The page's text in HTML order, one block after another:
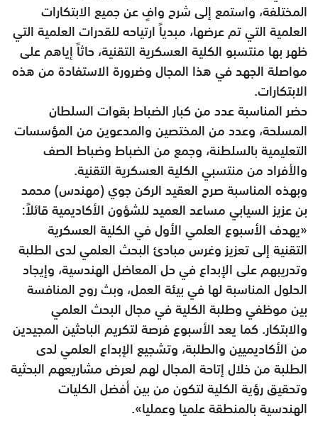
المختلفة، واستمع إلى شرح وافٍ عن جميع الابتكارات
العلمية التي تم عرضها، مبدياً ارتياحه للقدرات العلمية التي
ظهر بها منتسبو الكلية العسكرية التقنية، حاثاً إياهم على
مواصلة الجهد في هذا المجال وضرورة الاستفادة من هذه
الابتكارات.
حضر المناسبة عدد من كبار الضباط بقوات السلطان
المسلحة، وعدد من المختصين والمدعوين من المؤسسات
التعليمية بالسلطنة، وجمع من الضباط وضباط الصف
والأفراد من منتسبي الكلية العسكرية التقنية.
وبهذه المناسبة صرح العقيد الركن جوي (مهندس) محمد
بن عزيز السيابي مساعد العميد للشؤون الأكاديمية قائلاً:
«يهدف الأسبوع العلمي الأول في الكلية العسكرية
التقنية إلى تعزيز وغرس مبادئ البحث العلمي لدى الطلبة
وتدريبهم على الإبداع في حل المعاضل الهندسية، وإيجاد
الحلول المناسبة لها في بيئة العمل، وبث روح المنافسة
بين موظفي وطلبة الكلية في مجال البحث العلمي
والابتكار. كما يعد الأسبوع فرصة لتكريم الباحثين المجيدين
من الأكاديميين والطلبة، وتشجيع الإبداع العلمي لدى
الطلبة من خلال إتاحة المجال لهم لعرض مشاريعهم البحثية
وتحقيق رؤية الكلية ‏لتكون من بين أفضل الكليات
الهندسية بالمنطقة علميا وعمليا».